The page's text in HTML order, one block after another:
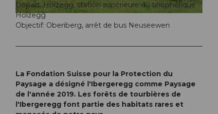
© Einsiedeln-Ybrig-Zürichsee Tourismus
Départ: Holzegg, station supérieure du téléphérique
Holzegg
Objectif: Oberiberg, arrêt de bus Neuseewen
La Fondation Suisse pour la Protection du
Paysage a désigné l'Ibergeregg comme Paysage
de l'année 2019. Les forêts de tourbières de
l'Ibergeregg font partie des habitats rares et